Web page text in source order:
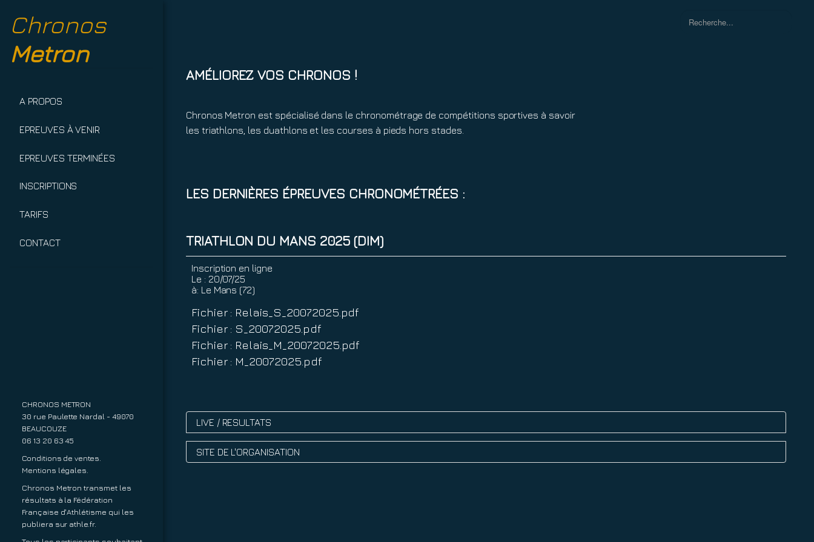
AMÉLIOREZ VOS CHRONOS !
Chronos Metron est spécialisé dans le chronométrage de compétitions sportives à savoir
les triathlons, les duathlons et les courses à pieds hors stades.
LES DERNIÈRES ÉPREUVES CHRONOMÉTRÉES :
TRIATHLON DU MANS 2025 (DIM)
Inscription en ligne
Le : 20/07/25
à: Le Mans (72)
Fichier : Relais_S_20072025.pdf
Fichier : S_20072025.pdf
Fichier : Relais_M_20072025.pdf
Fichier : M_20072025.pdf
LIVE / RESULTATS
SITE DE L'ORGANISATION
Chronos
Metron
A PROPOS
EPREUVES À VENIR
EPREUVES TERMINÉES
INSCRIPTIONS
TARIFS
CONTACT
CHRONOS METRON
30 rue Paulette Nardal - 49070
BEAUCOUZE
06 13 20 63 45
Conditions de ventes.
Mentions légales.
Chronos Metron transmet les
résultats à la Fédération
Française d'Athlétisme qui les
publiera sur athle.fr.